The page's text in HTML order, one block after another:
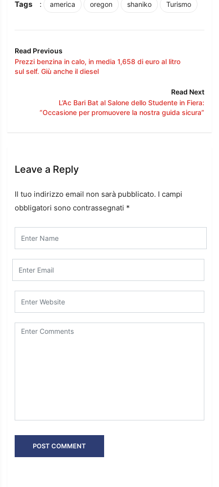
Tags : america oregon shaniko Turismo
Read Previous
Prezzi benzina in calo, in media 1,658 di euro al litro
sul self. Giù anche il diesel
Read Next
L’Ac Bari Bat al Salone dello Studente in Fiera:
“Occasione per promuovere la nostra guida sicura”
Leave a Reply
Il tuo indirizzo email non sarà pubblicato. I campi
obbligatori sono contrassegnati *